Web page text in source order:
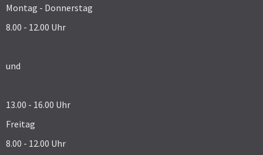
Montag - Donnerstag
8.00 - 12.00 Uhr
und
13.00 - 16.00 Uhr
Freitag
8.00 - 12.00 Uhr